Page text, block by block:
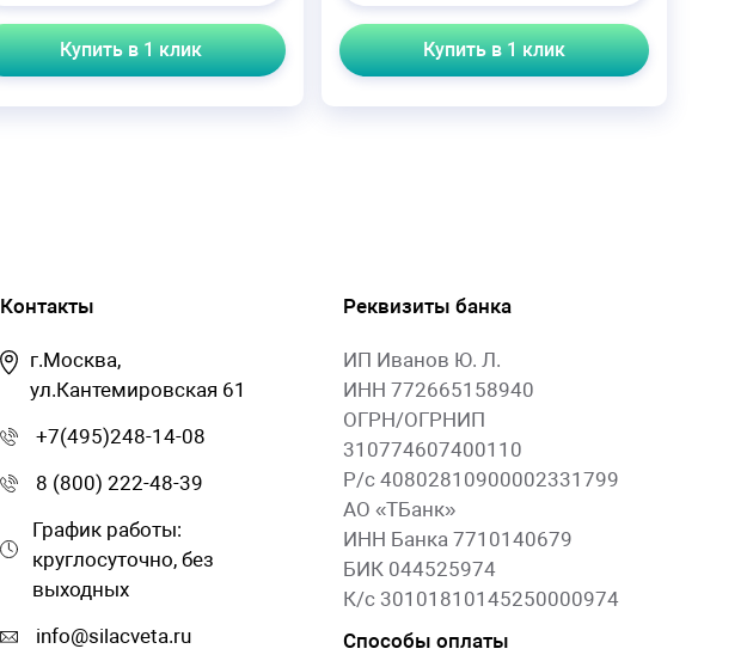
Купить в 1 клик Купить в 1 клик
Контакты
г.Москва,
ул.Кантемировская 61
+7(495)248-14-08
8 (800) 222-48-39
График работы:
круглосуточно, без
выходных
info@silacveta.ru
Реквизиты банка
ИП Иванов Ю. Л.
ИНН 772665158940
ОГРН/ОГРНИП
310774607400110
Р/с 40802810900002331799
АО «ТБанк»
ИНН Банка 7710140679
БИК 044525974
К/с 30101810145250000974
Способы оплаты